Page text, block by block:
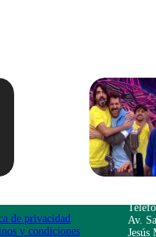
de privacidad
y condiciones
Av.
Jesús